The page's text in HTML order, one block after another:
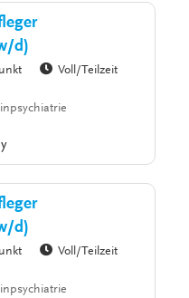
d)
Voll/Teilzeit
d)
Voll/Teilzeit